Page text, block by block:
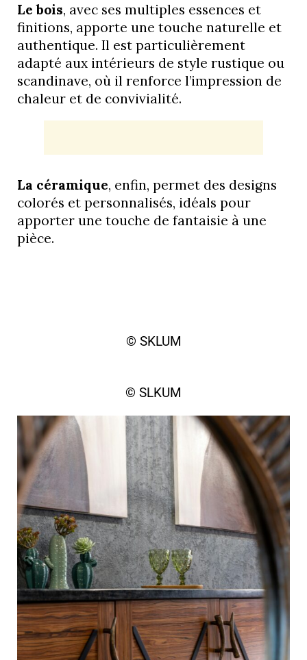
Le bois, avec ses multiples essences et
finitions, apporte une touche naturelle et
authentique. Il est particulièrement
adapté aux intérieurs de style rustique ou
scandinave, où il renforce l’impression de
chaleur et de convivialité.
La céramique, enfin, permet des designs
colorés et personnalisés, idéals pour
apporter une touche de fantaisie à une
pièce.
© SKLUM
© SLKUM